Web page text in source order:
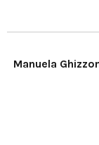
Manuela